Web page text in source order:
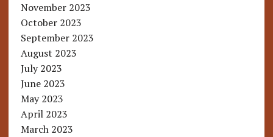
November 2023
October 2023
September 2023
August 2023
July 2023
June 2023
May 2023
April 2023
March 2023